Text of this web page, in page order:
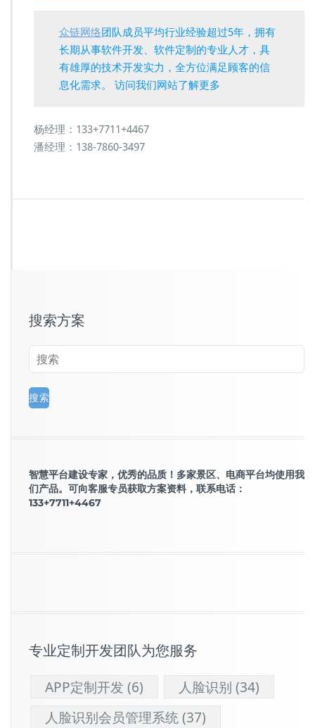
众链网络团队成员平均行业经验超过5年，拥有
长期从事软件开发、软件定制的专业人才，具
有雄厚的技术开发实力，全方位满足顾客的信
息化需求。 访问我们网站了解更多
杨经理：133+7711+4467
潘经理：138-7860-3497
搜索方案
智慧平台建设专家，优秀的品质！多家景区、电商平台均使用我
们产品。可向客服专员获取方案资料，联系电话：
133+7711+4467
专业定制开发团队为您服务
APP定制开发 (6) 人脸识别 (34)
人脸识别会员管理系统(37)